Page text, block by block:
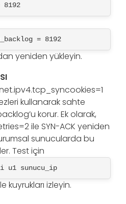
8192
= 8192
yeniden yükleyin.
net.ipv4.tcp_syncookies=1
kullanarak sahte
korur. Ek olarak,
ile SYN-ACK yeniden
sunucularda bu
Test için
u1 sunucu_ip
kuyrukları izleyin.